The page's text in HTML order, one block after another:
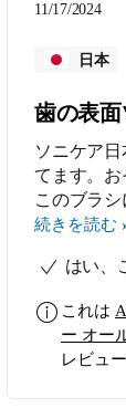
11/17/2024
日本
歯の表
ソニケア
てます。お
このブラ
ドクリ－ン
ツルツル
議70前の
した感動
続きを読む
はい、
これは
ー オー
レビュ